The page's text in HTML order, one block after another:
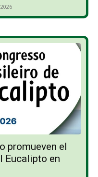
promueven el
Eucalipto en